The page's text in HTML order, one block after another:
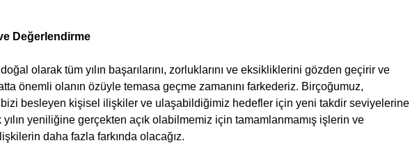
Değerlendirme
önemli olanın özüyle temasa geçme zamanını farkederiz. Birçoğumuz,
besleyen kişisel ilişkiler ve ulaşabildiğimiz hedefler için yeni takdir seviyelerine
yılın yeniliğine gerçekten açık olabilmemiz için tamamlanmamış işlerin ve
daha fazla farkında olacağız.